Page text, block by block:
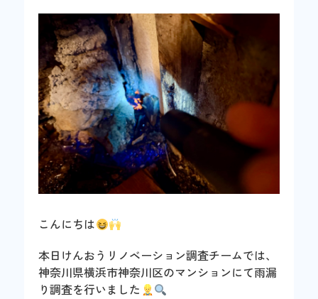
こんにちは
本日けんおうリノベーション調査チームでは、
神奈川県横浜市神奈川区のマンションにて雨漏
り調査を行いました